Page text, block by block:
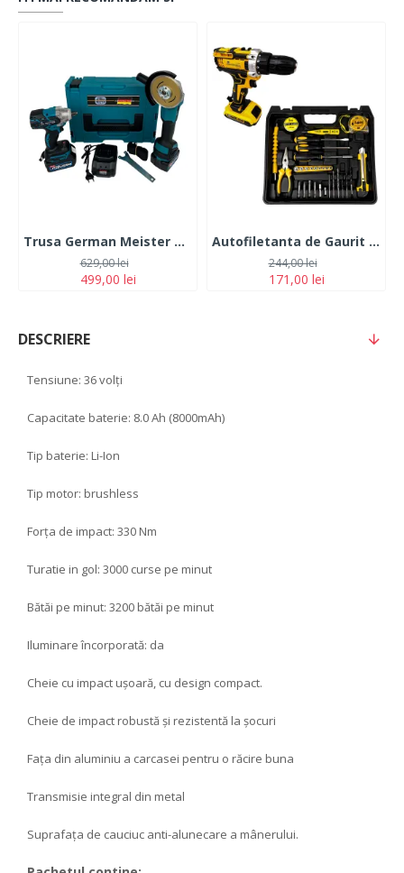
Trusa German Meister Masina cu Impact + Polizor Unghiular 128V, 6Ah, cu 2 Acumulatori
499,00 lei
629,00 lei
Autofiletanta de Gaurit si Insurubat German Meister 36V, 5 Ah Galbena cu 2 Acumulatori + 30 Accesorii
171,00 lei
244,00 lei
DESCRIERE
Tensiune: 36 volți
Capacitate baterie: 8.0 Ah (8000mAh)
Tip baterie: Li-Ion
Tip motor: brushless
Forța de impact: 330 Nm
Turatie in gol: 3000 curse pe minut
Bătăi pe minut: 3200 bătăi pe minut
Iluminare încorporată: da
Cheie cu impact ușoară, cu design compact.
Cheie de impact robustă și rezistentă la șocuri
Fața din aluminiu a carcasei pentru o răcire buna
Transmisie integral din metal
Suprafața de cauciuc anti-alunecare a mânerului.